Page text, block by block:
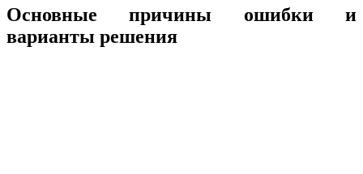
Основные причины ошибки и
варианты решения